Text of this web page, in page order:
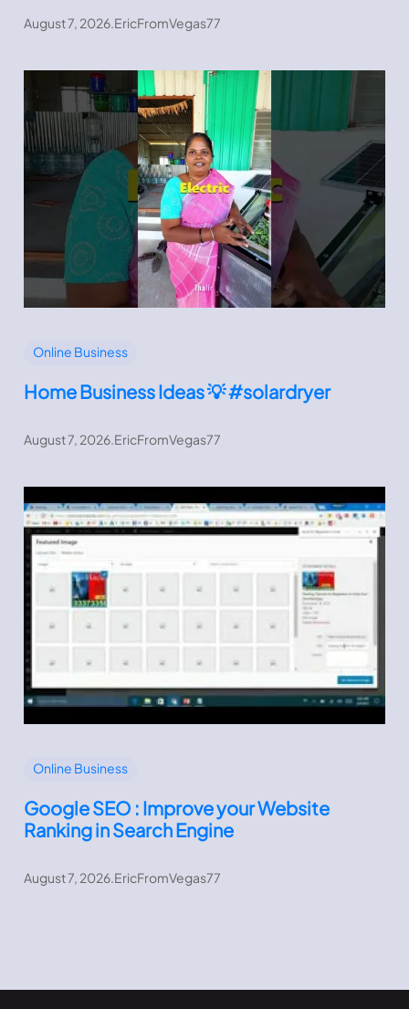
August 7, 2026.EricFromVegas77
Online Business
Home Business Ideas 💡 #solardryer
August 7, 2026.EricFromVegas77
Online Business
Google SEO : Improve your Website
Ranking in Search Engine
August 7, 2026.EricFromVegas77